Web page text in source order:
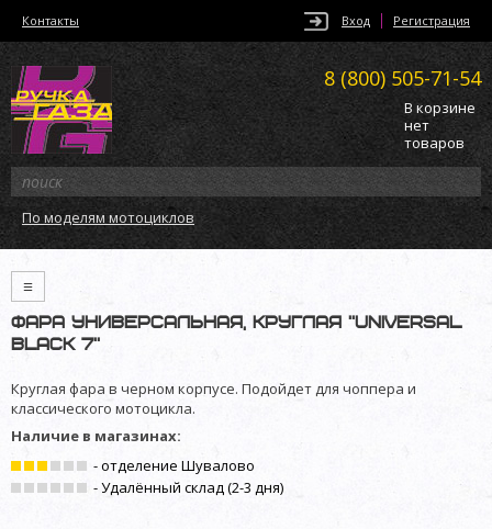
Вход Регистрация
Контакты
8 (800) 505-71-54
В корзине
нет
товаров
По моделям мотоциклов
≡
Фара универсальная, круглая ”Universal
Black 7”
Круглая фара в черном корпусе. Подойдет для чоппера и
классического мотоцикла.
Наличие в магазинах:
- отделение Шувалово
- Удалённый склад (2-3 дня)